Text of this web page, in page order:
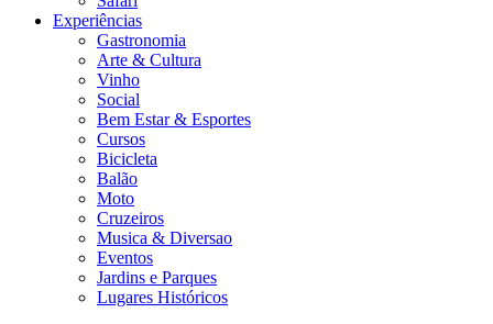
Experiências
Gastronomia
Arte & Cultura
Vinho
Social
Bem Estar & Esportes
Cursos
Bicicleta
Balão
Moto
Cruzeiros
Musica & Diversao
Eventos
Jardins e Parques
Lugares Históricos